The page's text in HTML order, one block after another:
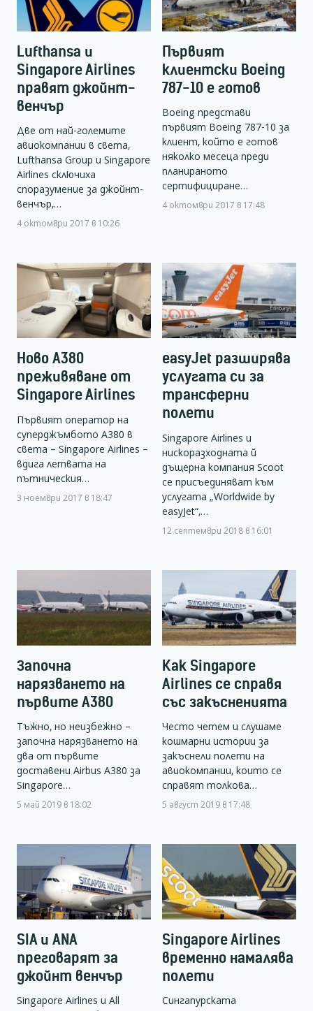
Lufthansa и
Singapore Airlines
правят джойнт-
венчър
Две от най-големите
авиокомпании в света,
Lufthansa Group и Singapore
Airlines сключиха
споразумение за джойнт-
венчър,…
4 октомври 2017 в 10:26
Първият
клиентски Boeing
787-10 е готов
Boeing представи
първият Boeing 787-10 за
клиент, който е готов
няколко месеца преди
планираното
сертифициране…
4 октомври 2017 в 17:48
Ново А380
преживяване от
Singapore Airlines
Първият оператор на
суперджъмбото А380 в
света – Singapore Airlines –
вдига летвата на
пътническия…
3 ноември 2017 в 18:47
easyJet разширява
услугата си за
трансферни
полети
Singapore Airlines и
нискоразходната й
дъщерна компания Scoot
се присъединяват към
услугата „Worldwide by
easyJet“,…
12 септември 2018 в 16:01
Започна
нарязването на
първите А380
Тъжно, но неизбежно –
започна нарязването на
два от първите
доставени Airbus А380 за
Singapore…
5 май 2019 в 18:02
Как Singapore
Airlines се справя
със закъсненията
Често четем и слушаме
кошмарни истории за
закъснели полети на
авиокомпании, които се
справят толкова…
5 август 2019 в 17:48
SIA и ANA
преговарят за
джойнт венчър
Singapore Airlines и All
Singapore Airlines
временно намалява
полети
Сингапурската